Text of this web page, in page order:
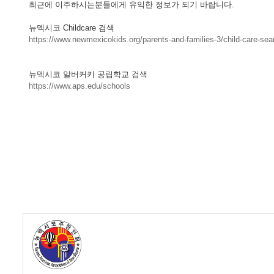
최근에 이주하시는분들에게 유익한 정보가 되기 바랍니다.
뉴멕시코 Childcare 검색
https://www.newmexicokids.org/parents-and-families-3/child-care-
뉴멕시코 알버커키 공립학교 검색
https://www.aps.edu/schools